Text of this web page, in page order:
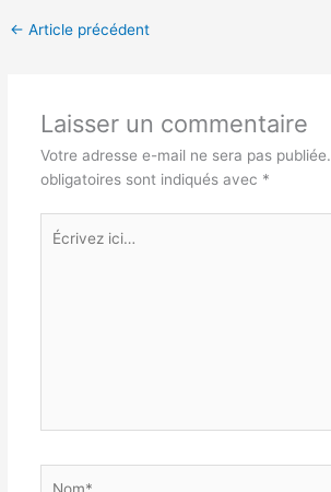
← Article précédent
Laisser un commentaire
Votre adresse e-mail ne sera pas publiée.
obligatoires sont indiqués avec *
Écrivez
ici…